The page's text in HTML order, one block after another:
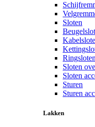
Sloten
Sloten
Sloten
Sturen
Sturen
Lakken